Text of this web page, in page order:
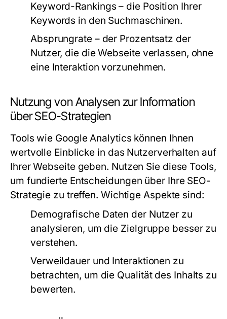
Keyword-Rankings – die Position Ihrer
Keywords in den Suchmaschinen.
Absprungrate – der Prozentsatz der
Nutzer, die die Webseite verlassen, ohne
eine Interaktion vorzunehmen.
Nutzung von Analysen zur Information
über SEO-Strategien
Tools wie Google Analytics können Ihnen
wertvolle Einblicke in das Nutzerverhalten auf
Ihrer Webseite geben. Nutzen Sie diese Tools,
um fundierte Entscheidungen über Ihre SEO-
Strategie zu treffen. Wichtige Aspekte sind:
Demografische Daten der Nutzer zu
analysieren, um die Zielgruppe besser zu
verstehen.
Verweildauer und Interaktionen zu
betrachten, um die Qualität des Inhalts zu
bewerten.